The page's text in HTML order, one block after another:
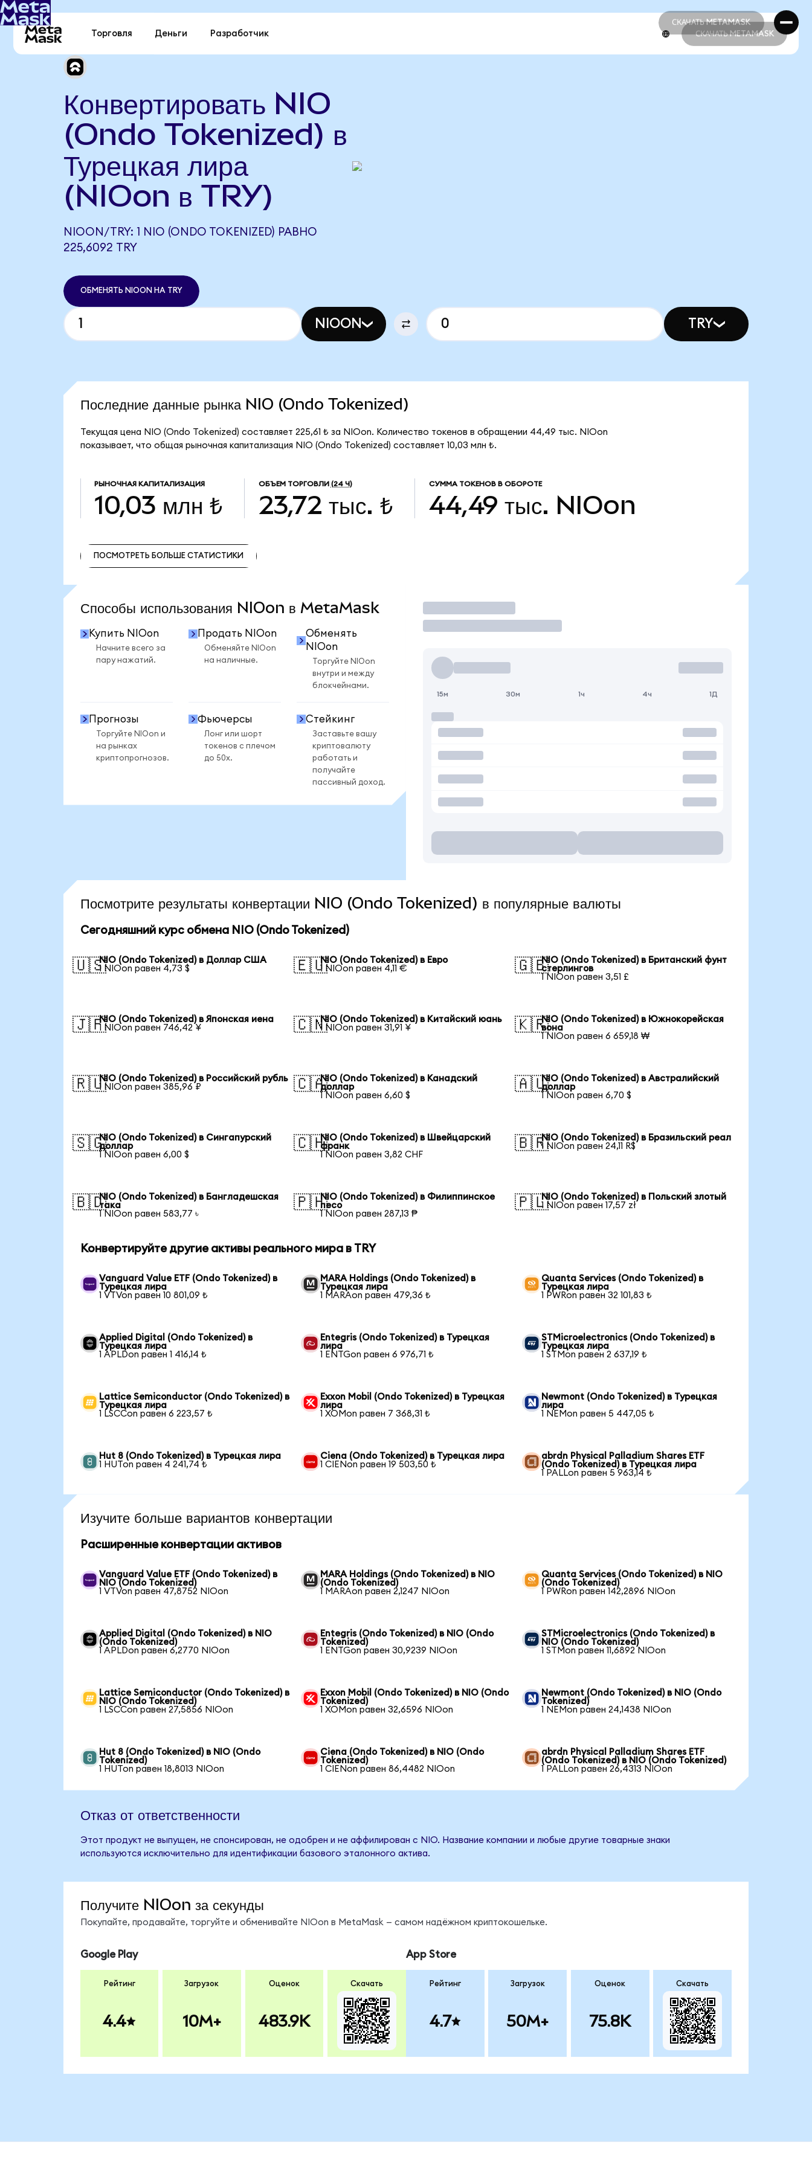
СКАЧАТЬ METAMASK
СКАЧАТЬ METAMASK
Торговля Деньги Разработчик СКАЧАТЬ METAMASK
Конвертировать NIO
(Ondo Tokenized) в
Турецкая лира
(NIOon в TRY)
NIOON/TRY: 1 NIO (ONDO TOKENIZED) РАВНО
225,6092 TRY
ОБМЕНЯТЬ NIOON НА TRY
NIOON TRY
Последние данные рынка NIO (Ondo Tokenized)
Текущая цена NIO (Ondo Tokenized) составляет 225,61 ₺ за NIOon. Количество токенов в обращении 44,49 тыс. NIOon
показывает, что общая рыночная капитализация NIO (Ondo Tokenized) составляет 10,03 млн ₺.
РЫНОЧНАЯ КАПИТАЛИЗАЦИЯ
10,03 млн ₺
ОБЪЕМ ТОРГОВЛИ (24 Ч)
23,72 тыс. ₺
СУММА ТОКЕНОВ В ОБОРОТЕ
44,49 тыс. NIOon
ПОСМОТРЕТЬ БОЛЬШЕ СТАТИСТИКИ
Способы использования NIOon в MetaMask
Купить NIOon
Начните всего за
пару нажатий.
Продать NIOon
Обменяйте NIOon
на наличные.
Обменять
NIOon
Торгуйте NIOon
внутри и между
блокчейнами.
Прогнозы
Торгуйте NIOon и
на рынках
криптопрогнозов.
Фьючерсы
Лонг или шорт
токенов с плечом
до 50x.
Стейкинг
Заставьте вашу
криптовалюту
работать и
получайте
пассивный доход.
Торговать
15м 30м 1ч 4ч 1Д
Посмотрите результаты конвертации NIO (Ondo Tokenized) в популярные валюты
Сегодняшний курс обмена NIO (Ondo Tokenized)
🇺🇸NIO (Ondo Tokenized) в Доллар США
1 NIOon равен 4,73 $
🇪🇺NIO (Ondo Tokenized) в Евро
1 NIOon равен 4,11 €
🇬🇧NIO (Ondo Tokenized) в Британский фунт
стерлингов
1 NIOon равен 3,51 £
🇯🇵NIO (Ondo Tokenized) в Японская иена
1 NIOon равен 746,42 ¥
🇨🇳NIO (Ondo Tokenized) в Китайский юань
1 NIOon равен 31,91 ¥
🇰🇷NIO (Ondo Tokenized) в Южнокорейская
вона
1 NIOon равен 6 659,18 ₩
🇷🇺NIO (Ondo Tokenized) в Российский рубль
1 NIOon равен 385,96 ₽
🇨🇦NIO (Ondo Tokenized) в Канадский
доллар
1 NIOon равен 6,60 $
🇦🇺NIO (Ondo Tokenized) в Австралийский
доллар
1 NIOon равен 6,70 $
🇸🇬NIO (Ondo Tokenized) в Сингапурский
доллар
1 NIOon равен 6,00 $
🇨🇭NIO (Ondo Tokenized) в Швейцарский
франк
1 NIOon равен 3,82 CHF
🇧🇷NIO (Ondo Tokenized) в Бразильский реал
1 NIOon равен 24,11 R$
🇧🇩NIO (Ondo Tokenized) в Бангладешская
така
1 NIOon равен 583,77 ৳
🇵🇭NIO (Ondo Tokenized) в Филиппинское
песо
1 NIOon равен 287,13 ₱
🇵🇱NIO (Ondo Tokenized) в Польский злотый
1 NIOon равен 17,57 zł
Конвертируйте другие активы реального мира в TRY
Vanguard Value ETF (Ondo Tokenized) в
Турецкая лира
1 VTVon равен 10 801,09 ₺
MARA Holdings (Ondo Tokenized) в
Турецкая лира
1 MARAon равен 479,36 ₺
Quanta Services (Ondo Tokenized) в
Турецкая лира
1 PWRon равен 32 101,83 ₺
Applied Digital (Ondo Tokenized) в
Турецкая лира
1 APLDon равен 1 416,14 ₺
Entegris (Ondo Tokenized) в Турецкая
лира
1 ENTGon равен 6 976,71 ₺
STMicroelectronics (Ondo Tokenized) в
Турецкая лира
1 STMon равен 2 637,19 ₺
Lattice Semiconductor (Ondo Tokenized) в
Турецкая лира
1 LSCCon равен 6 223,57 ₺
Exxon Mobil (Ondo Tokenized) в Турецкая
лира
1 XOMon равен 7 368,31 ₺
Newmont (Ondo Tokenized) в Турецкая
лира
1 NEMon равен 5 447,05 ₺
Hut 8 (Ondo Tokenized) в Турецкая лира
1 HUTon равен 4 241,74 ₺
Ciena (Ondo Tokenized) в Турецкая лира
1 CIENon равен 19 503,50 ₺
abrdn Physical Palladium Shares ETF
(Ondo Tokenized) в Турецкая лира
1 PALLon равен 5 963,14 ₺
Изучите больше вариантов конвертации
Расширенные конвертации активов
Vanguard Value ETF (Ondo Tokenized) в
NIO (Ondo Tokenized)
1 VTVon равен 47,8752 NIOon
MARA Holdings (Ondo Tokenized) в NIO
(Ondo Tokenized)
1 MARAon равен 2,1247 NIOon
Quanta Services (Ondo Tokenized) в NIO
(Ondo Tokenized)
1 PWRon равен 142,2896 NIOon
Applied Digital (Ondo Tokenized) в NIO
(Ondo Tokenized)
1 APLDon равен 6,2770 NIOon
Entegris (Ondo Tokenized) в NIO (Ondo
Tokenized)
1 ENTGon равен 30,9239 NIOon
STMicroelectronics (Ondo Tokenized) в
NIO (Ondo Tokenized)
1 STMon равен 11,6892 NIOon
Lattice Semiconductor (Ondo Tokenized) в
NIO (Ondo Tokenized)
1 LSCCon равен 27,5856 NIOon
Exxon Mobil (Ondo Tokenized) в NIO (Ondo
Tokenized)
1 XOMon равен 32,6596 NIOon
Newmont (Ondo Tokenized) в NIO (Ondo
Tokenized)
1 NEMon равен 24,1438 NIOon
Hut 8 (Ondo Tokenized) в NIO (Ondo
Tokenized)
1 HUTon равен 18,8013 NIOon
Ciena (Ondo Tokenized) в NIO (Ondo
Tokenized)
1 CIENon равен 86,4482 NIOon
abrdn Physical Palladium Shares ETF
(Ondo Tokenized) в NIO (Ondo Tokenized)
1 PALLon равен 26,4313 NIOon
Отказ от ответственности
Этот продукт не выпущен, не спонсирован, не одобрен и не аффилирован с NIO. Название компании и любые другие товарные знаки
используются исключительно для идентификации базового эталонного актива.
Получите NIOon за секунды
Покупайте, продавайте, торгуйте и обменивайте NIOon в MetaMask — самом надёжном криптокошельке.
Google Play
Рейтинг
4.4
Загрузок
10M+
Оценок
483.9K
Скачать
App Store
Рейтинг
4.7
Загрузок
50M+
Оценок
75.8K
Скачать